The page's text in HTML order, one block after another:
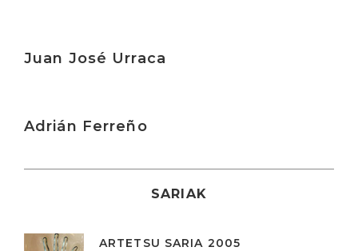
Juan José Urraca
Adrián Ferreño
SARIAK
ARTETSU SARIA 2005